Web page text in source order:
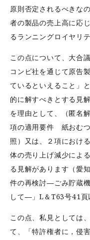
原則否定されるべきな
者の製品の売上高に応
るランニングロイヤリ
この点について、大合
コンビ社を通じて原告
ているといえること」
的に解すべきとする見
を理由として、（匿名
項の適用要件 紙おむ
照）又は、２項におけ
体の売り上げ減少によ
る見解があります（愛
件の再検討―ごみ貯蔵
して―」L＆T63号41頁
この点、私見としては、
て、「特許権者に，侵